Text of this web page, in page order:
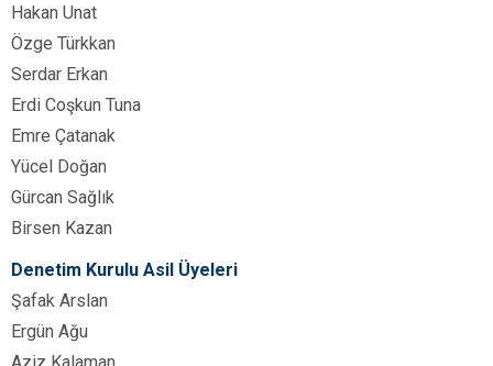
Hakan Unat
Özge Türkkan
Serdar Erkan
Erdi Coşkun Tuna
Emre Çatanak
Yücel Doğan
Gürcan Sağlık
Birsen Kazan
Denetim Kurulu Asil Üyeleri
Şafak Arslan
Ergün Ağu